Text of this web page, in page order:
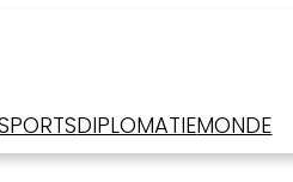
DIPLOMATIEMONDE